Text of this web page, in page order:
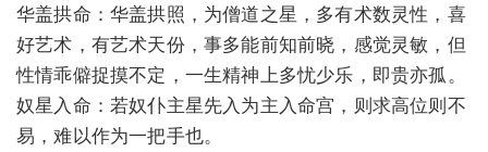
华盖拱命：华盖拱照，为僧道之星，多有术数灵性，喜
好艺术，有艺术天份，事多能前知前晓，感觉灵敏，但
性情乖僻捉摸不定，一生精神上多忧少乐，即贵亦孤。
奴星入命：若奴仆主星先入为主入命宫，则求高位则不
易，难以作为一把手也。